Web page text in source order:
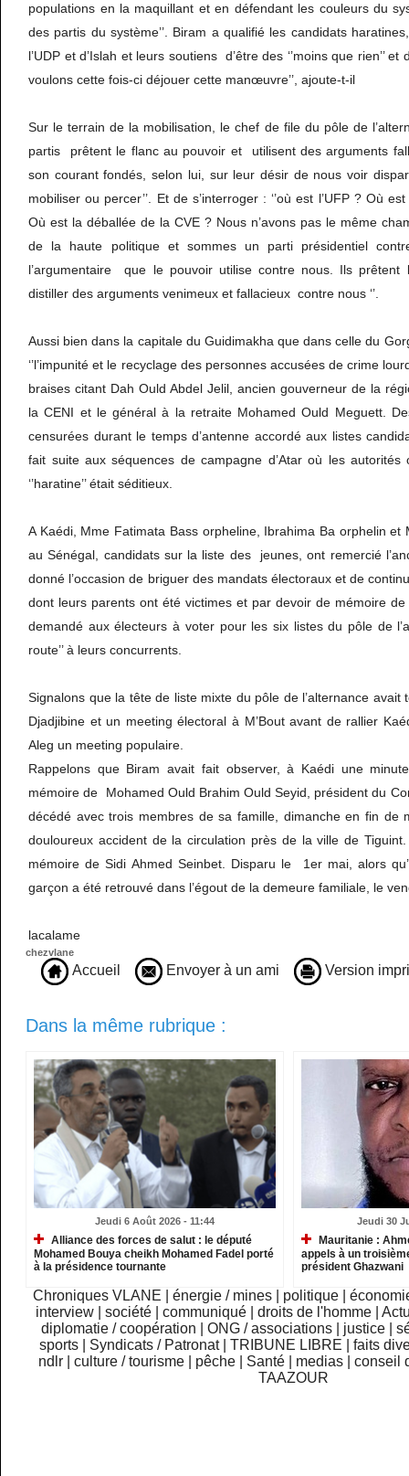
populations en la maquillant et en défendant les couleurs du
des partis du système’’. Biram a qualifié les candidats
l’UDP et d’Islah et leurs soutiens d’être des ‘’moins que rien’’ et
voulons cette fois-ci déjouer cette manœuvre’’, ajoute-t-il
Sur le terrain de la mobilisation, le chef de file du pôle de
partis prêtent le flanc au pouvoir et utilisent des arguments
son courant fondés, selon lui, sur leur désir de nous voir
mobiliser ou percer’’. Et de s’interroger : ‘’où est l’UFP ? Où
Où est la déballée de la CVE ? Nous n’avons pas le même
de la haute politique et sommes un parti présidentiel
l’argumentaire que le pouvoir utilise contre nous. Ils
distiller des arguments venimeux et fallacieux contre nous ‘’.
Aussi bien dans la capitale du Guidimakha que dans celle du
‘’l’impunité et le recyclage des personnes accusées de crime
braises citant Dah Ould Abdel Jelil, ancien gouverneur de la
la CENI et le général à la retraite Mohamed Ould Meguett.
censurées durant le temps d’antenne accordé aux listes
fait suite aux séquences de campagne d’Atar où les
‘’haratine’’ était séditieux.
A Kaédi, Mme Fatimata Bass orpheline, Ibrahima Ba orphelin et
au Sénégal, candidats sur la liste des jeunes, ont remercié
donné l’occasion de briguer des mandats électoraux et de
dont leurs parents ont été victimes et par devoir de mémoire
demandé aux électeurs à voter pour les six listes du pôle de
route’’ à leurs concurrents.
Signalons que la tête de liste mixte du pôle de l’alternance avait
Djadjibine et un meeting électoral à M’Bout avant de rallier
Aleg un meeting populaire.
Rappelons que Biram avait fait observer, à Kaédi une
mémoire de Mohamed Ould Brahim Ould Seyid, président du
décédé avec trois membres de sa famille, dimanche en fin
douloureux accident de la circulation près de la ville de
mémoire de Sidi Ahmed Seinbet. Disparu le 1er mai, alors
garçon a été retrouvé dans l’égout de la demeure familiale, le
lacalame
chezvlane
Accueil Envoyer à un ami Version
Dans la même rubrique :
Jeudi 6 Août 2026 - 11:44
Alliance des forces de salut : le député
Mohamed Bouya cheikh Mohamed Fadel porté
à la présidence tournante
Jeudi 30
Mauritanie :
appels à un
président Ghazwani
Chroniques VLANE énergie / mines politique
interview
|société |communiqué |droits de l'homme |
diplomatie / coopération
ONG / associations justice
sports
Syndicats / Patronat TRIBUNE LIBRE
faits
ndlr
|culture / tourisme pêche Santé medias |conseil
TAAZOUR